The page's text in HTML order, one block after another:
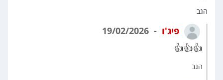
הגב
פיג'ו
👍👍👍
הגב